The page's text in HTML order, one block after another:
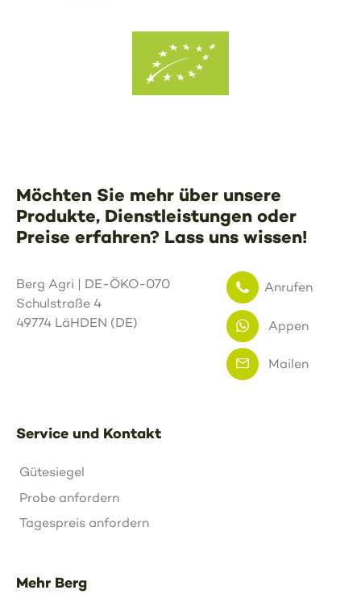
Service und Kontakt
Gütesiegel
Probe anfordern
Tagespreis anfordern
Mehr Berg
Möchten Sie mehr über unsere
Produkte, Dienstleistungen oder
Preise erfahren? Lass uns wissen!
Berg Agri | DE-ÖKO-070
Schulstraße 4
49774 LäHDEN (DE)
Anrufen
Appen
Mailen